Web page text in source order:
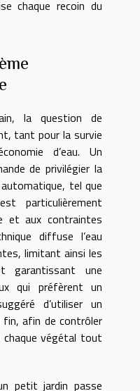
chaque recoin du
la question de
tant pour la survie
d’eau. Un
de privilégier la
tel que
particulièrement
et aux contraintes
diffuse l’eau
limitant ainsi les
garantissant une
qui préfèrent un
d’utiliser un
fin, afin de contrôler
chaque végétal tout
petit jardin passe